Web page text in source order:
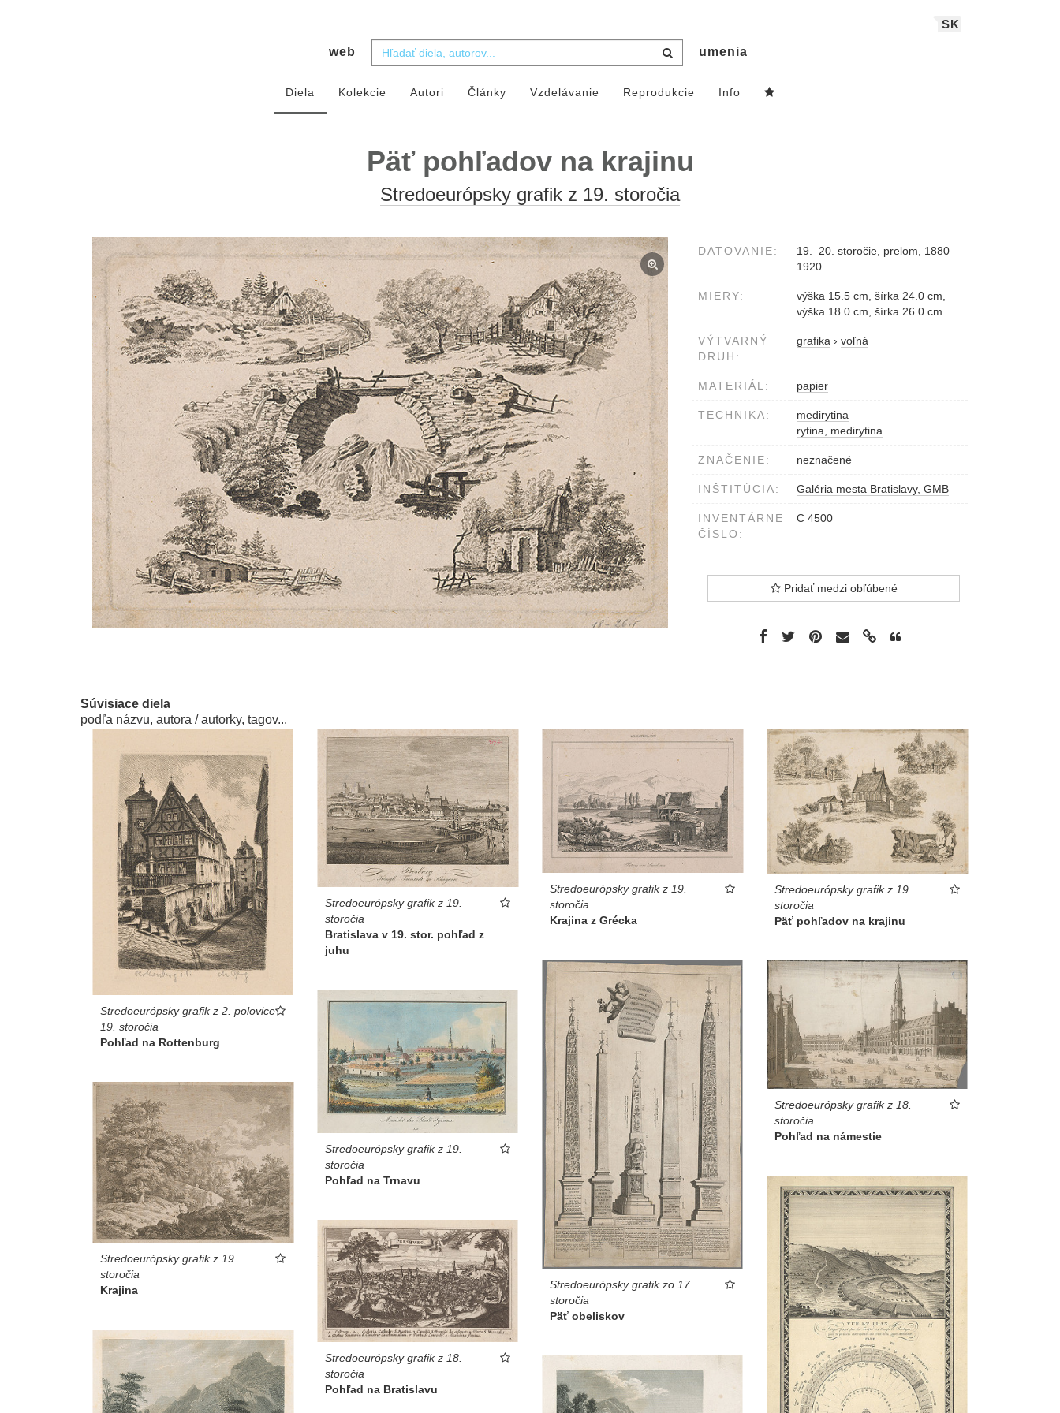
SK
web umenia
Diela Kolekcie Autori Články Vzdelávanie Reprodukcie Info
Päť pohľadov na krajinu
Stredoeurópsky grafik z 19. storočia
DATOVANIE:
19.–20. storočie, prelom, 1880–
1920
MIERY:
výška 15.5 cm, šírka 24.0 cm,
výška 18.0 cm, šírka 26.0 cm
VÝTVARNÝ
DRUH:
grafika › voľná
MATERIÁL: papier
TECHNIKA:
medirytina
rytina, medirytina
ZNAČENIE: neznačené
INŠTITÚCIA: Galéria mesta Bratislavy, GMB
INVENTÁRNE
ČÍSLO:
C 4500
Pridať medzi obľúbené
Súvisiace diela
podľa názvu, autora / autorky, tagov...
Stredoeurópsky grafik z 2. polovice
19. storočia
Pohľad na Rottenburg
Stredoeurópsky grafik z 19.
storočia
Bratislava v 19. stor. pohľad z
juhu
Stredoeurópsky grafik z 19.
storočia
Krajina z Grécka
Stredoeurópsky grafik z 19.
storočia
Päť pohľadov na krajinu
Stredoeurópsky grafik zo 17.
storočia
Päť obeliskov
Stredoeurópsky grafik z 18.
storočia
Pohľad na námestie
Stredoeurópsky grafik z 19.
storočia
Pohľad na Trnavu
Stredoeurópsky grafik z 19.
storočia
Krajina
Stredoeurópsky grafik z 18.
storočia
Pohľad na Bratislavu